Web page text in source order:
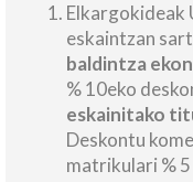
Elkargokideak
eskaintzan
baldintza
% 10eko
eskainitako
Deskontu
matrikulari %